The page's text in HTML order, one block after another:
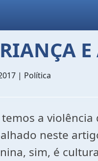
E
| Política
a
neste
sim, é